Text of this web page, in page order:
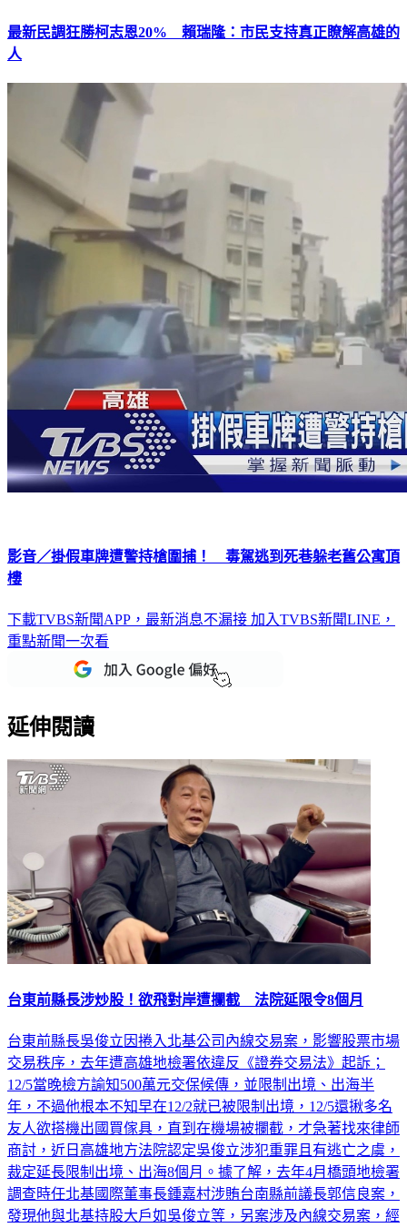
最新民調狂勝柯志恩20% 賴瑞隆：市民支持真正瞭解高雄的
影音／掛假車牌遭警持槍圍捕！ 毒駕逃到死巷躲老舊公寓頂
下載TVBS新聞APP，最新消息不漏接
重點新聞一次看
台東前縣長吳俊立因捲入北基公司內線交易案，影響股票市場
交易秩序，去年遭高雄地檢署依違反《證券交易法》起訴；
12/5當晚檢方諭知500萬元交保候傳，並限制出境、出海半
年，不過他根本不知早在12/2就已被限制出境，12/5還揪多名
友人欲搭機出國買傢具，直到在機場被攔截，才急著找來律師
商討，近日高雄地方法院認定吳俊立涉犯重罪且有逃亡之虞，
裁定延長限制出境、出海8個月。據了解，去年4月橋頭地檢署
調查時任北基國際董事長鍾嘉村涉賄台南縣前議長郭信良案，